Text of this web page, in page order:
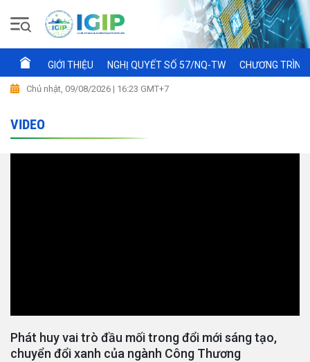
GIỚI THIỆU NGHỊ QUYẾT SỐ 57/NQ-TW CHƯƠNG
Chủ nhật, 09/08/2026 | 16:23 GMT+7
VIDEO
Phát huy vai trò đầu mối trong đổi mới sáng tạo,
chuyển đổi xanh của ngành Công Thương